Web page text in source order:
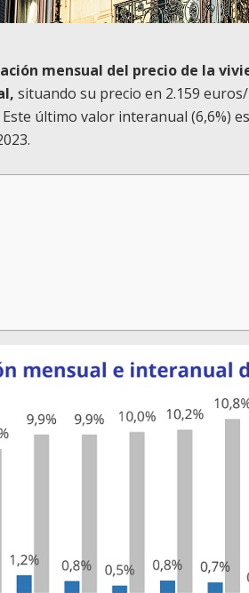
mensual del precio de la
situando su precio en 2.159
Este último valor interanual (6,6%)